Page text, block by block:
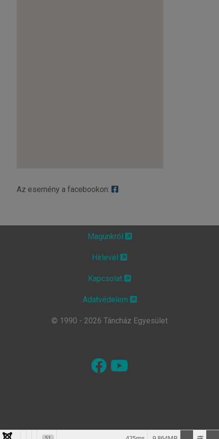
Az esemény a facebookon:
Magunkról
Hírlevél
Kapcsolat
Adatvédelem
© 1990 - 2026 Táncház Egyesület